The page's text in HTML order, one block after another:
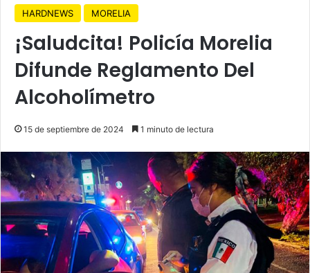
HARDNEWS MORELIA
¡Saludcita! Policía Morelia
Difunde Reglamento Del
Alcoholímetro
15 de septiembre de 2024 1 minuto de lectura